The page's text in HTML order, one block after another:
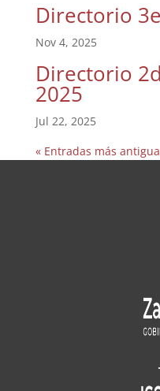
Directorio
Nov 4, 2025
Directorio
2025
Jul 22, 2025
« Entradas más